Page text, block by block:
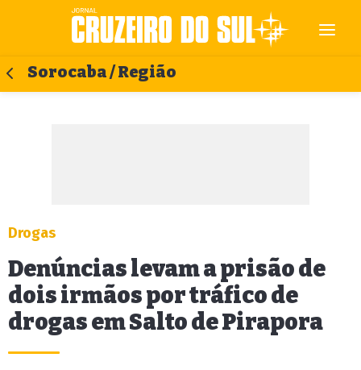
Sorocaba / Região
Drogas
Denúncias levam a prisão de
dois irmãos por tráfico de
drogas em Salto de Pirapora